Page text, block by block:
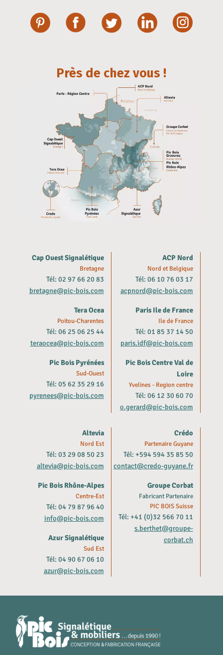
Près de chez vous !
Cap Ouest Signalétique
Bretagne
Tél: 02 97 66 20 83
bretagne@pic-bois.com
Tera Ocea
Poitou-Charentes
Tél: 06 25 06 25 44
teraocea@pic-bois.com
Pic Bois Pyrénées
Sud-Ouest
Tél: 05 62 35 29 16
pyrenees@pic-bois.com
ACP Nord
Nord et Belgique
Tél: 06 10 76 03 17
acpnord@pic-bois.com
Paris Ile de France
Ile de France
Tél: 01 85 37 14 50
paris.idf@pic-bois.com
Pic Bois Centre Val de
Loire
Yvelines - Region centre
Tél: 06 12 30 60 70
o.gerard@pic-bois.com
Altevia
Nord Est
Tél: 03 29 08 50 23
altevia@pic-bois.com
Pic Bois Rhône-Alpes
Centre-Est
Tél: 04 79 87 96 40
info@pic-bois.com
Azur Signalétique
Sud Est
Tél: 04 90 67 06 10
azur@pic-bois.com
Crédo
Partenaire Guyane
Tél: +594 594 35 85 50
contact@credo-guyane.fr
Groupe Corbat
Fabricant Partenaire
PIC BOIS Suisse
Tél: +41 (0)32 566 70 11
s.berthet@groupe-
corbat.ch